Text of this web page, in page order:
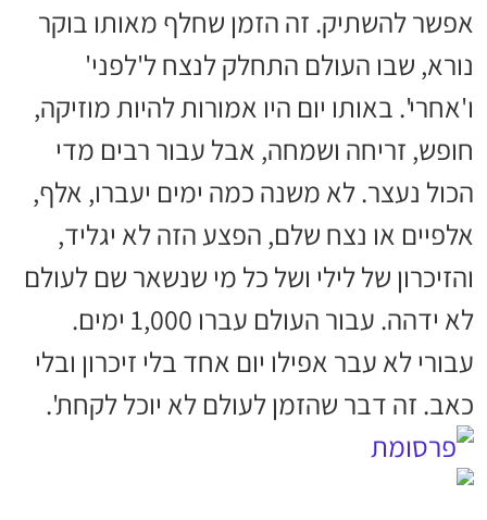
אפשר להשתיק. זה הזמן שחלף מאותו בוקר
נורא, שבו העולם התחלק לנצח ל'לפני'
ו'אחרי'. באותו יום היו אמורות להיות מוזיקה,
חופש, זריחה ושמחה, אבל עבור רבים מדי
הכול נעצר. לא משנה כמה ימים יעברו, אלף,
אלפיים או נצח שלם, הפצע הזה לא יגליד,
והזיכרון של לילי ושל כל מי שנשאר שם לעולם
לא ידהה. עבור העולם עברו 1,000 ימים.
עבורי לא עבר אפילו יום אחד בלי זיכרון ובלי
כאב. זה דבר שהזמן לעולם לא יוכל לקחת'.